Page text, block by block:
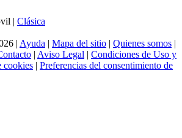
| Clásica
| Ayuda | Mapa del sitio | Quienes somos |
| Aviso Legal | Condiciones de Uso y
cookies | Preferencias del consentimiento de